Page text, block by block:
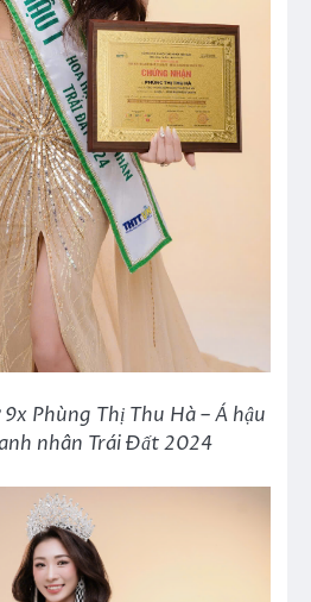
Phùng Thị Thu Hà – Á hậu
nhân Trái Đất 2024